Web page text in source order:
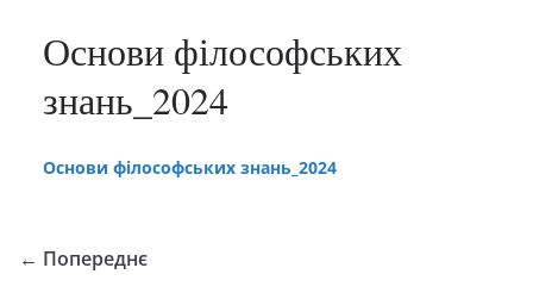
Основи філософських
знань_2024
Основи філософських знань_2024
← Попереднє